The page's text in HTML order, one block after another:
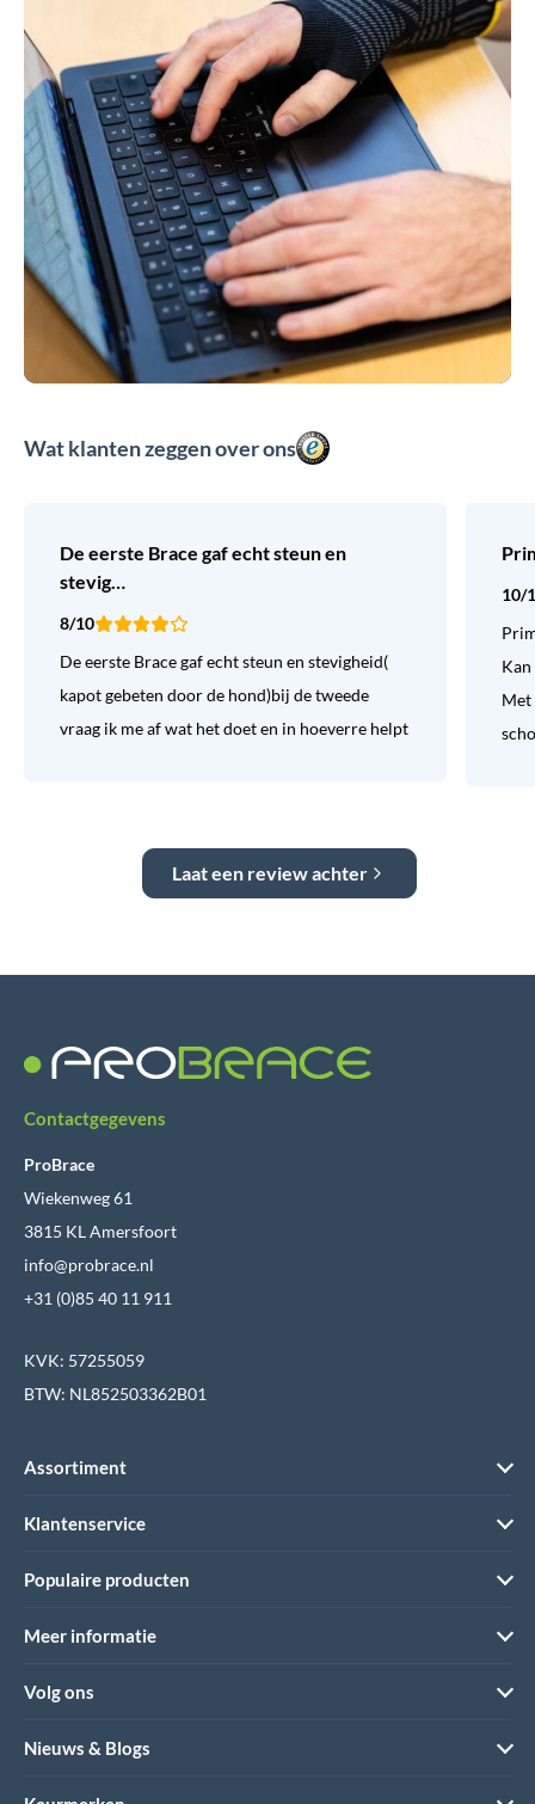
Wat klanten zeggen over ons
De eerste Brace gaf echt steun en
stevig…
8/10
De eerste Brace gaf echt steun en stevigheid(
kapot gebeten door de hond)bij de tweede
vraag ik me af wat het doet en in hoeverre helpt
10/
Met
Laat een review achter
Contactgegevens
ProBrace
Wiekenweg 61
3815 KL Amersfoort
info@probrace.nl
+31 (0)85 40 11 911
KVK: 57255059
BTW: NL852503362B01
Assortiment
Klantenservice
Populaire producten
Meer informatie
Volg ons
Nieuws & Blogs